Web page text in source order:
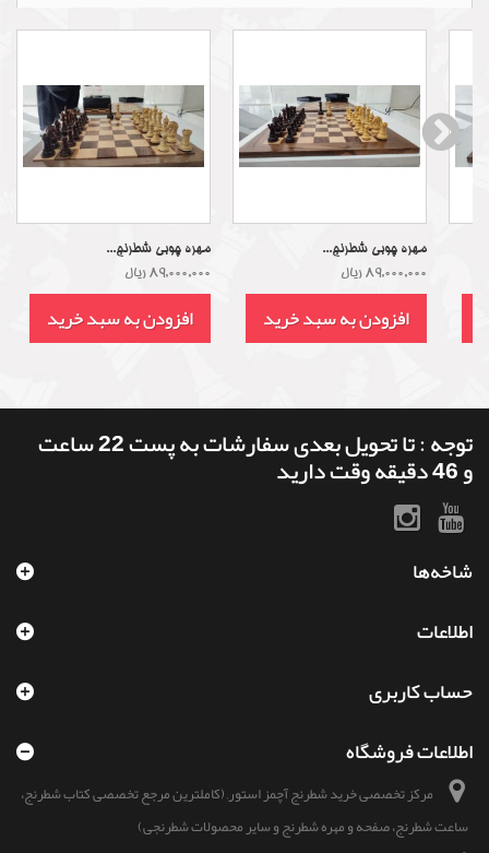
مهره چوبی شطرنج...
89,000,000 ریال
افزودن به سبد خرید
مهره چوبی شطرنج...
89,000,000 ریال
افزودن به سبد خرید
توجه : تا تحویل بعدی سفارشات به پست 22 ساعت
و 46 دقیقه وقت دارید
شاخه‌ها
اطلاعات
حساب کاربری
اطلاعات فروشگاه
مرکز تخصصی خرید شطرنج آچمز استور, (کاملترین مرجع تخصصی کتاب شطرنج،
ساعت شطرنج، صفحه و مهره شطرنج و سایر محصولات شطرنجی)